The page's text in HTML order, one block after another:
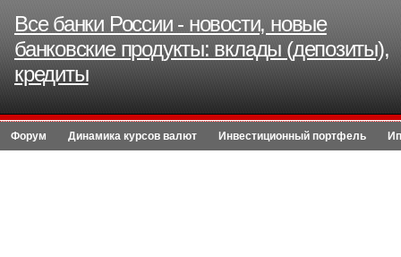
Все банки России - новости, новые
банковские продукты: вклады (депозиты),
кредиты
Форум Динамика курсов валют Инвестиционный портфель